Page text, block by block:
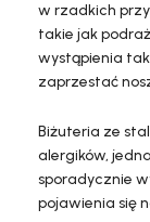
w rzadkich
takie jak
wystąpienia
zaprzestać
Biżuteria ze
alergików,
sporadycznie
pojawienia się